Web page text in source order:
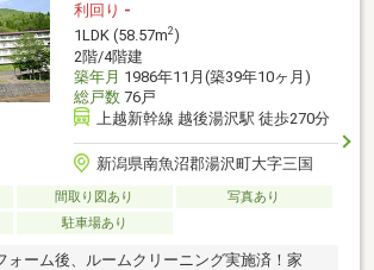
利回り -
1LDK (58.57m2)
2階/4階建
築年月 1986年11月(築39年10ヶ月)
総戸数76戸
上越新幹線 越後湯沢駅 徒歩270分
新潟県南魚沼郡湯沢町大字三国
間取り図あり
写真あり
駐車場あり
ォーム後、ルームクリーニング実施済！家